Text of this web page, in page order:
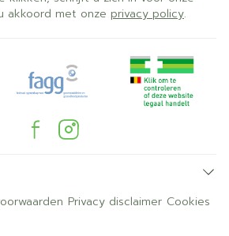
akkoord met onze privacy policy.
Privacy disclaimer Cookies